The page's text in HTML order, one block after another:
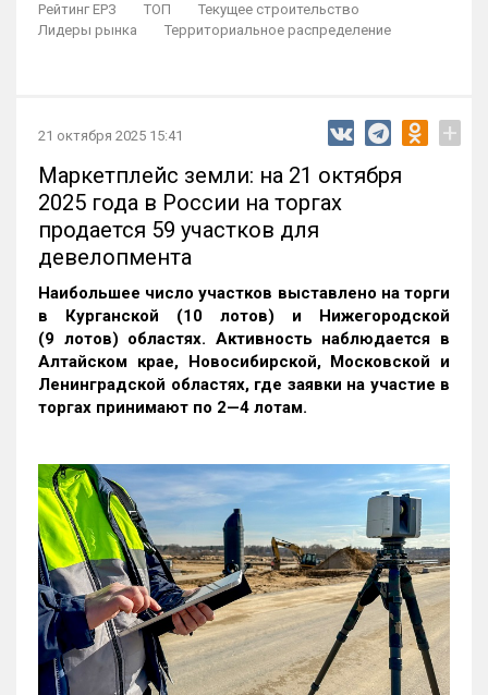
Рейтинг ЕРЗ ТОП
Текущее строительство
Лидеры рынка
Территориальное распределение
21 октября 2025 15:41 +
Маркетплейс земли: на 21 октября
2025 года в России на торгах
продается 59 участков для
девелопмента
Наибольшее число участков выставлено на торги
в Курганской (10 лотов) и Нижегородской
(9 лотов) областях. Активность наблюдается в
Алтайском крае, Новосибирской, Московской и
Ленинградской областях, где заявки на участие в
торгах принимают по 2—4 лотам.